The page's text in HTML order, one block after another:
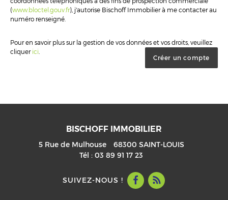
(www.bloctel.gouv.fr), j'autorise Bischoff Immobilier à me contacter au
numéro renseigné.
Pour en savoir plus sur la gestion de vos données et vos droits, veuillez
cliquer ici.
BISCHOFF IMMOBILIER
5 Rue de Mulhouse 68300 SAINT-LOUIS
Tél :03 89 91 17 23
SUIVEZ-NOUS !